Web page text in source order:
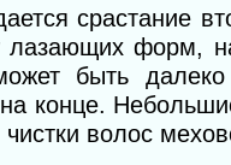
срастание
лазающих форм,
быть далеко
конце.
волос